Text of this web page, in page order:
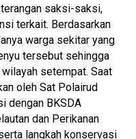
saksi-saksi,
terkait. Berdasarkan
warga sekitar yang
tersebut sehingga
setempat. Saat
oleh Sat Polairud
dengan BKSDA
dan Perikanan
langkah konservasi